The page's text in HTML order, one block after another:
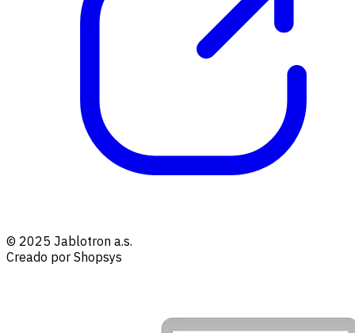
© 2025 Jablotron a.s.
Creado por Shopsys